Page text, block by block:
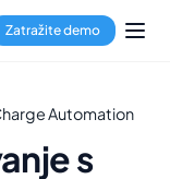
Zatražite demo
Automation
s